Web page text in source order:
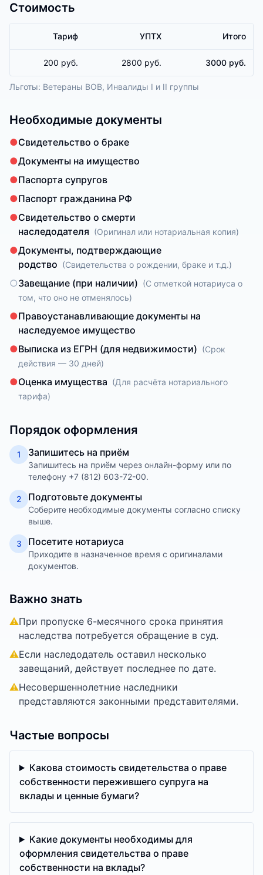
Стоимость
Тариф УПТХ Итого
200 руб. 2800 руб. 3000 руб.
Льготы: Ветераны ВОВ, Инвалиды I и II группы
Необходимые документы
●Свидетельство о браке
●Документы на имущество
●Паспорта супругов
●Паспорт гражданина РФ
●Свидетельство о смерти
наследодателя (Оригинал или нотариальная копия)
●Документы, подтверждающие
родство (Свидетельства о рождении, браке и т.д.)
○Завещание (при наличии) (С отметкой нотариуса о
том, что оно не отменялось)
●Правоустанавливающие документы на
наследуемое имущество
●Выписка из ЕГРН (для недвижимости) (Срок
действия — 30 дней)
●Оценка имущества (Для расчёта нотариального
тарифа)
Порядок оформления
1 Запишитесь на приём
Запишитесь на приём через онлайн-форму или по
телефону +7 (812) 603-72-00.
2 Подготовьте документы
Соберите необходимые документы согласно списку
выше.
3 Посетите нотариуса
Приходите в назначенное время с оригиналами
документов.
Важно знать
⚠При пропуске 6-месячного срока принятия
наследства потребуется обращение в суд.
⚠Если наследодатель оставил несколько
завещаний, действует последнее по дате.
⚠Несовершеннолетние наследники
представляются законными представителями.
Частые вопросы
Какова стоимость свидетельства о праве
собственности пережившего супруга на
вклады и ценные бумаги?
Какие документы необходимы для
оформления свидетельства о праве
собственности на вклады?